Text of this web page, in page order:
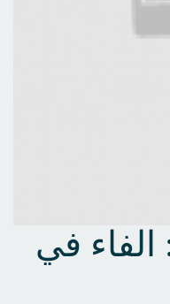
الفاء في